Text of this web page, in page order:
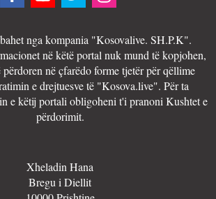
nga kompania "Kosovalive. SH.P.K".
në këtë portal nuk mund të kopjohen,
përdoren në çfarëdo forme tjetër për qëllime
e drejtuesve të "Kosova.live". Për ta
e këtij portali obligoheni t'i pranoni Kushtet e
përdorimit.
Xheladin Hana
Bregu i Diellit